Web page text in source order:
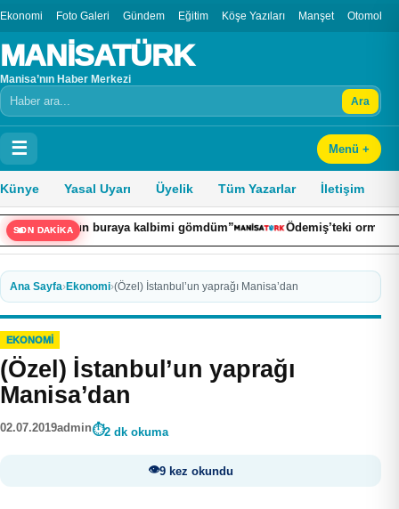
Ekonomi Foto Galeri Gündem Eğitim Köşe Yazıları Manşet Otomobil
MANİSATÜRK
Manisa’nın Haber Merkezi
Arama Ara
☰ Menü +
Künye Yasal Uyarı Üyelik Tüm Yazarlar İletişim
SON DAKİKAburaya kalbimi gömdüm” Ödemiş’teki orman yangını
Ana Sayfa›Ekonomi›(Özel) İstanbul’un yaprağı Manisa’dan
EKONOMI
(Özel) İstanbul’un yaprağı
Manisa’dan
02.07.2019admin 2 dk okuma
9 kez okundu